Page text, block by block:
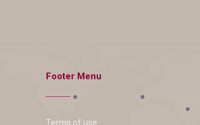
Footer Menu
Terms of use